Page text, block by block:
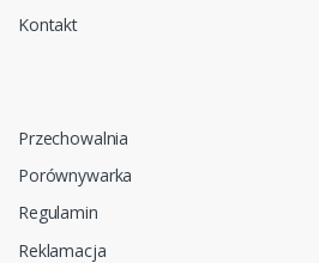
Kontakt
Przechowalnia
Porównywarka
Regulamin
Reklamacja